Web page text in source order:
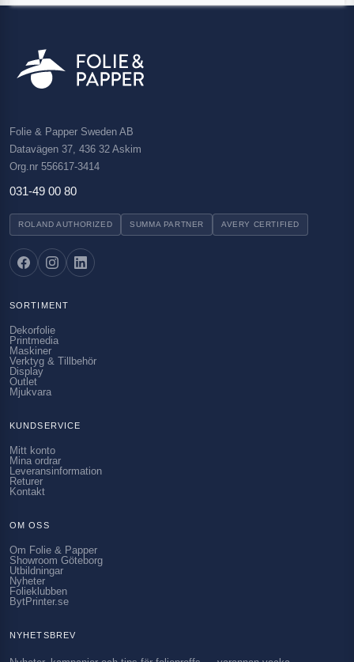
Folie & Papper Sweden AB
Datavägen 37, 436 32 Askim
Org.nr 556617-3414
031-49 00 80
ROLAND AUTHORIZED SUMMA PARTNER AVERY CERTIFIED
SORTIMENT
Dekorfolie
Printmedia
Maskiner
Verktyg & Tillbehör
Display
Outlet
Mjukvara
KUNDSERVICE
Mitt konto
Mina ordrar
Leveransinformation
Returer
Kontakt
OM OSS
Om Folie & Papper
Showroom Göteborg
Utbildningar
Nyheter
Folieklubben
BytPrinter.se
NYHETSBREV